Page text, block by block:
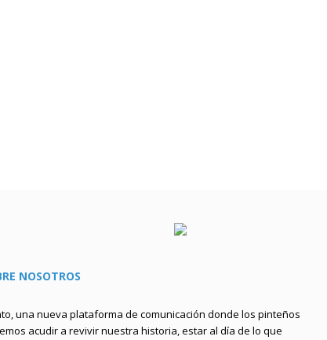
NOSOTROS
una nueva plataforma de comunicación donde los pinteños
acudir a revivir nuestra historia, estar al día de lo que